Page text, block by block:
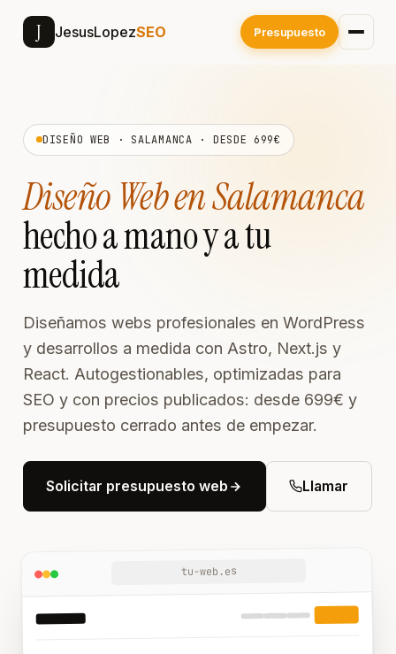
J JesusLopezSEO Presupuesto
DISEÑO WEB · SALAMANCA · DESDE 699€
Diseño Web en Salamanca
hecho a mano y a tu
medida
Diseñamos webs profesionales en WordPress
y desarrollos a medida con Astro, Next.js y
React. Autogestionables, optimizadas para
SEO y con precios publicados: desde 699€ y
presupuesto cerrado antes de empezar.
Solicitar presupuesto web Llamar
tu-web.es